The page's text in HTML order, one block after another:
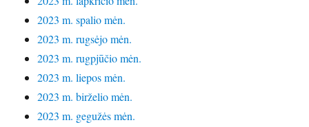
2023 m. spalio mėn.
2023 m. rugsėjo mėn.
2023 m. rugpjūčio mėn.
2023 m. liepos mėn.
2023 m. birželio mėn.
2023 m. gegužės mėn.